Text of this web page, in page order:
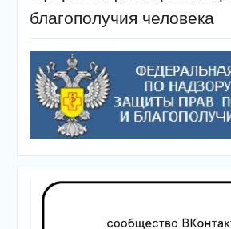
благополучия человека